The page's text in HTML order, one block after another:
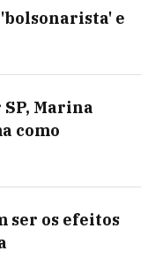
e
Marina
como
ser os efeitos